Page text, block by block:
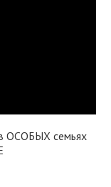
ОСОБЫХ семьях